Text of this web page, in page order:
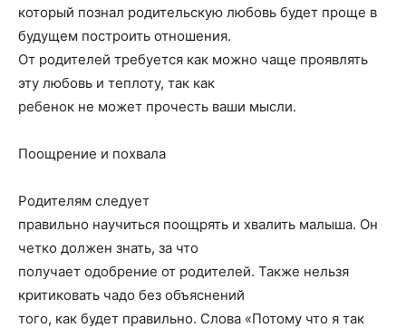
который познал родительскую любовь будет проще в
будущем построить отношения.
От родителей требуется как можно чаще проявлять
эту любовь и теплоту, так как
ребенок не может прочесть ваши мысли.
Поощрение и похвала
Родителям следует
правильно научиться поощрять и хвалить малыша. Он
четко должен знать, за что
получает одобрение от родителей. Также нельзя
критиковать чадо без объяснений
того, как будет правильно. Слова «Потому что я так